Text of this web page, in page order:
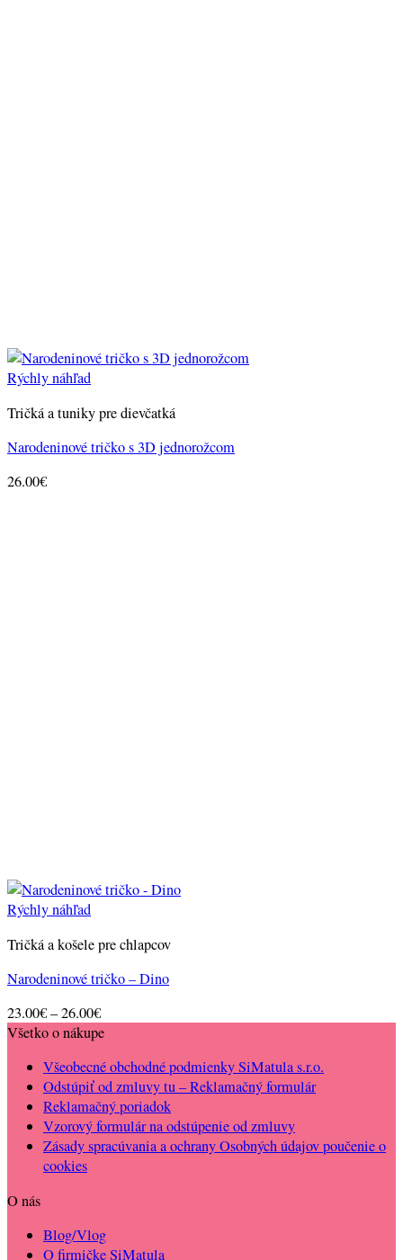
Rýchly náhľad
Tričká a tuniky pre dievčatká
Narodeninové tričko s 3D jednorožcom
26.00€
Rýchly náhľad
Tričká a košele pre chlapcov
Narodeninové tričko – Dino
23.00€–26.00€Price
range:
through
26.00€
Všetko o nákupe
Všeobecné obchodné podmienky SiMatula s.r.o.
Odstúpiť od zmluvy tu – Reklamačný formulár
Reklamačný poriadok
Vzorový formulár na odstúpenie od zmluvy
Zásady spracúvania a ochrany Osobných údajov poučenie o
cookies
O nás
Blog/Vlog
O firmičke SiMatula